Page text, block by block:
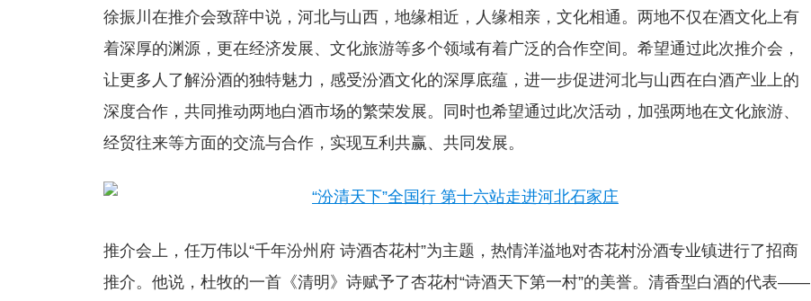
徐振川在推介会致辞中说，河北与山西，地缘相近，人缘相亲，文化相通。两地不仅在酒文化上有
着深厚的渊源，更在经济发展、文化旅游等多个领域有着广泛的合作空间。希望通过此次推介会，
让更多人了解汾酒的独特魅力，感受汾酒文化的深厚底蕴，进一步促进河北与山西在白酒产业上的
深度合作，共同推动两地白酒市场的繁荣发展。同时也希望通过此次活动，加强两地在文化旅游、
经贸往来等方面的交流与合作，实现互利共赢、共同发展。
推介会上，任万伟以“千年汾州府 诗酒杏花村”为主题，热情洋溢地对杏花村汾酒专业镇进行了招商
推介。他说，杜牧的一首《清明》诗赋予了杏花村“诗酒天下第一村”的美誉。清香型白酒的代表——